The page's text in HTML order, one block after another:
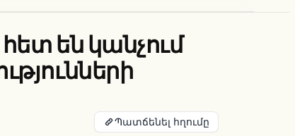
են կանչում
Պատճենել հղումը